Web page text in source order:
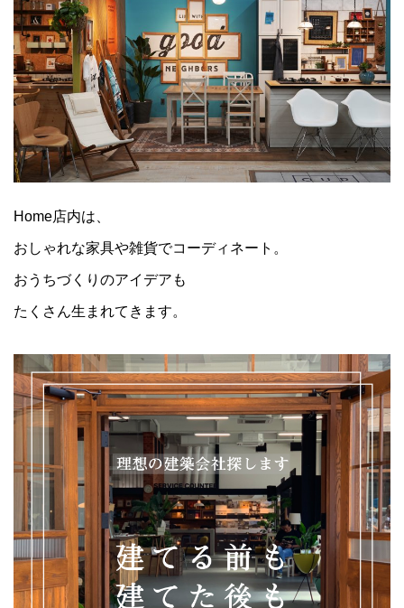
Home店内は、
おしゃれな家具や雑貨でコーディネート。
おうちづくりのアイデアも
たくさん生まれてきます。